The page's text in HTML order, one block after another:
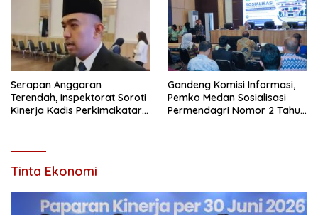
Serapan Anggaran
Terendah, Inspektorat Soroti
Kinerja Kadis Perkimcikataru
Gandeng Komisi Informasi,
Pemko Medan Sosialisasi
Permendagri Nomor 2 Tahun
Tinta Ekonomi